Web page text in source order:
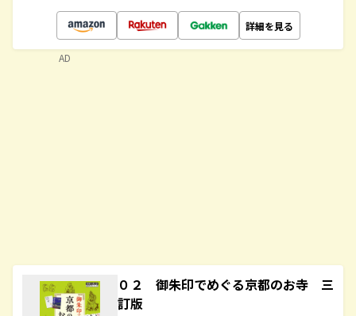
詳細を見る
０２ 御朱印でめぐる京都のお寺 三
訂版
AD